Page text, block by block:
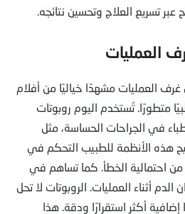
عبر تسريع العلاج وتحسين نتائجه.
العمليات مشهدًا خياليًا من أفلام
متطورًا. تُستخدم اليوم روبوتات
في الجراحات الحساسة، مثل
هذه الأنظمة للطبيب التحكم في
من احتمالية الخطأ. كما تساهم في
أثناء العمليات. الروبوتات لا تحل
إضافية أكثر استقرارًا ودقة. هذا